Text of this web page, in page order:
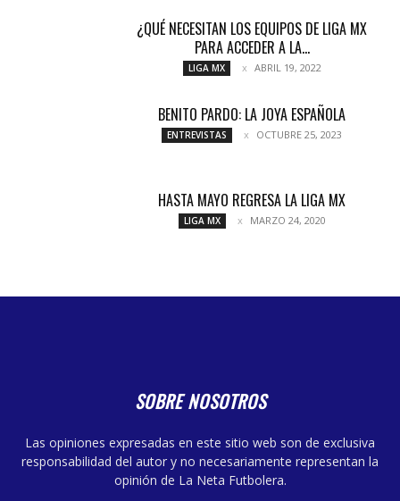
¿QUÉ NECESITAN LOS EQUIPOS DE LIGA MX
PARA ACCEDER A LA...
LIGA MX ABRIL 19, 2022
BENITO PARDO: LA JOYA ESPAÑOLA
ENTREVISTAS OCTUBRE 25, 2023
HASTA MAYO REGRESA LA LIGA MX
LIGA MX MARZO 24, 2020
SOBRE NOSOTROS
Las opiniones expresadas en este sitio web son de exclusiva
responsabilidad del autor y no necesariamente representan la
opinión de La Neta Futbolera.